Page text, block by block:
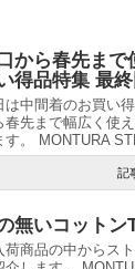
から春先まで
得品特集 最終
は中間着のお買い
春先まで幅広く使
す。 MONTURA
記
無いコットン
荷商品の中からス